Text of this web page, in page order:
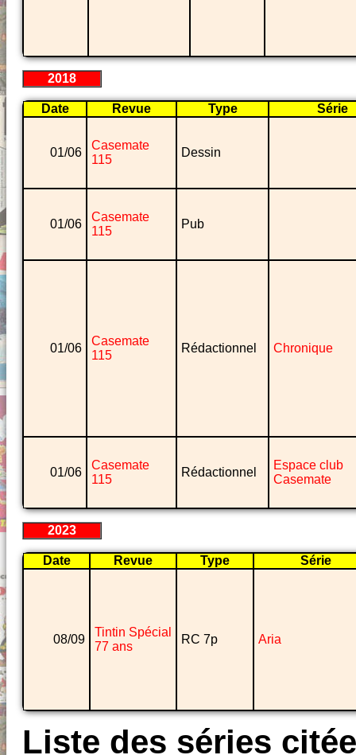
2018
Date Revue Type Série
01/06
Casemate
115
Dessin
01/06
Casemate
115
Pub
01/06
Casemate
115
Rédactionnel Chronique
01/06
Casemate
115
Rédactionnel
Espace club
Casemate
2023
Date Revue Type Série
08/09
Tintin Spécial
77 ans
RC 7p Aria
Liste des séries